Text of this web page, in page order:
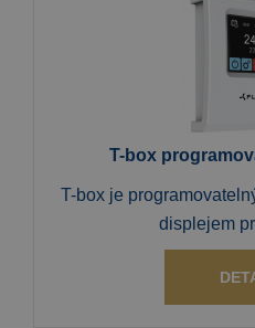
T-box
T-box je
displejem